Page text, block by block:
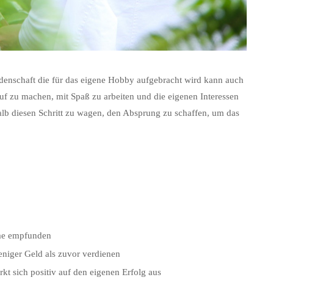
die für das eigene Hobby aufgebracht wird kann auch
zu machen, mit Spaß zu arbeiten und die eigenen Interessen
diesen Schritt zu wagen, den Absprung zu schaffen, um das
empfunden
Geld als zuvor verdienen
sich positiv auf den eigenen Erfolg aus